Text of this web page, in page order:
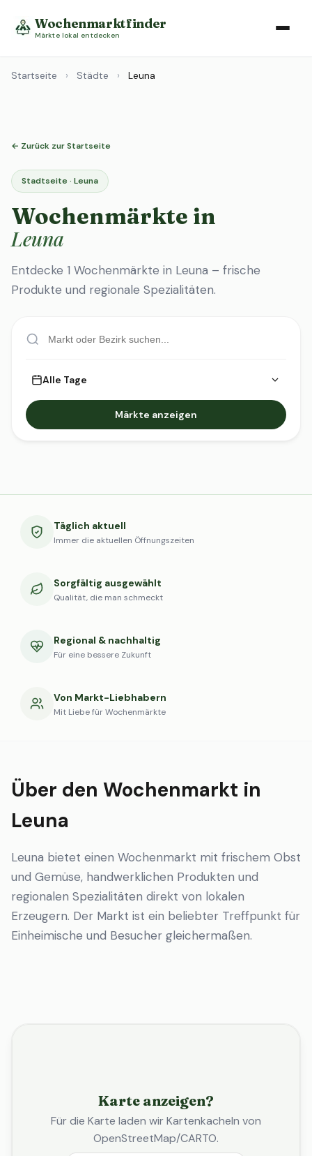
Wochenmarktfinder
Märkte lokal entdecken
Startseite › Städte › Leuna
← Zurück zur Startseite
Stadtseite · Leuna
Wochenmärkte in
Leuna
Entdecke 1 Wochenmärkte in Leuna – frische
Produkte und regionale Spezialitäten.
Alle Tage
Märkte anzeigen
Täglich aktuell
Immer die aktuellen Öffnungszeiten
Sorgfältig ausgewählt
Qualität, die man schmeckt
Regional & nachhaltig
Für eine bessere Zukunft
Von Markt-Liebhabern
Mit Liebe für Wochenmärkte
Über den Wochenmarkt in
Leuna
Leuna bietet einen Wochenmarkt mit frischem Obst
und Gemüse, handwerklichen Produkten und
regionalen Spezialitäten direkt von lokalen
Erzeugern. Der Markt ist ein beliebter Treffpunkt für
Einheimische und Besucher gleichermaßen.
Karte anzeigen?
Für die Karte laden wir Kartenkacheln von
OpenStreetMap/CARTO.